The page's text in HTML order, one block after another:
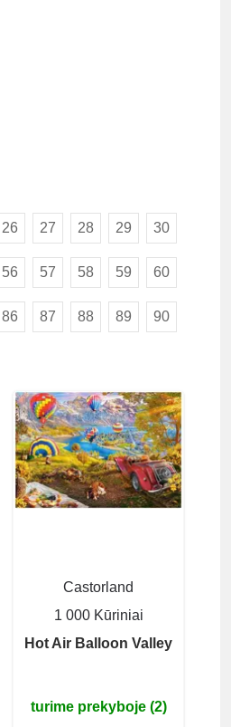
26 27 28 29 30
56 57 58 59 60
86 87 88 89 90
Castorland
1 000 Kūriniai
Hot Air Balloon Valley
turime prekyboje (2)